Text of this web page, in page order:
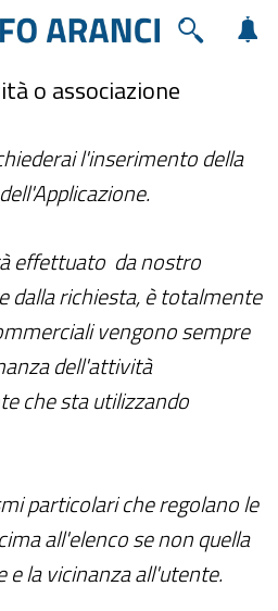
o associazione
l'inserimento della
effettuato da nostro
dalla richiesta, è totalmente
vengono sempre
dell'attività
che sta utilizzando
particolari che regolano le
all'elenco se non quella
e la vicinanza all'utente.